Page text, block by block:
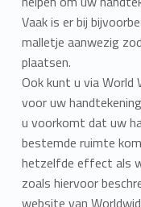
Vaak is er bij
malletje aanwezig
plaatsen.
Ook kunt u via World
voor uw
u voorkomt dat uw
bestemde ruimte
hetzelfde effect als
zoals hiervoor